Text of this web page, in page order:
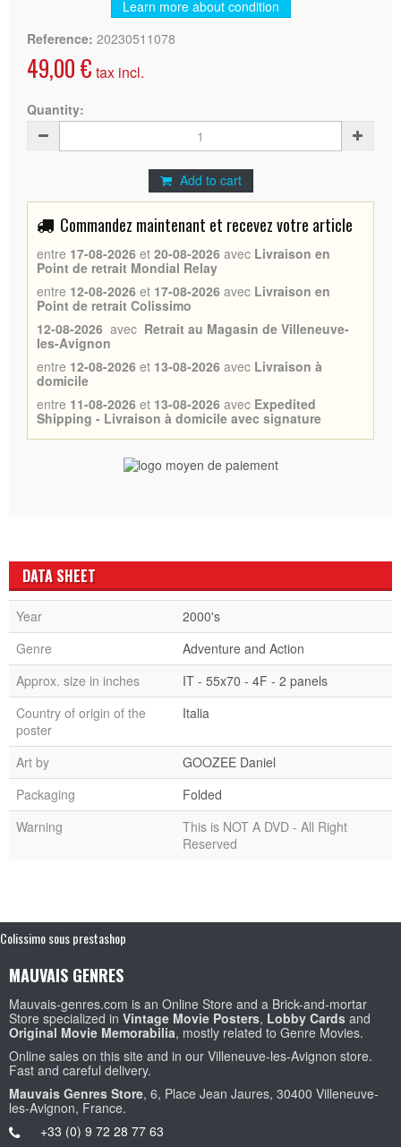
Learn more about condition
Reference: 20230511078
49,00 € tax incl.
Quantity:
Add to cart
Commandez maintenant et recevez votre article
entre 17-08-2026 et 20-08-2026 avec Livraison en
Point de retrait Mondial Relay
entre 12-08-2026 et 17-08-2026 avec Livraison en
Point de retrait Colissimo
12-08-2026 avec Retrait au Magasin de Villeneuve-
les-Avignon
entre 12-08-2026 et 13-08-2026 avec Livraison à
domicile
entre 11-08-2026 et 13-08-2026 avec Expedited
Shipping - Livraison à domicile avec signature
DATA SHEET
Year
2000's
Genre
Adventure and Action
Approx. size in inches
IT - 55x70 - 4F - 2 panels
Country of origin of the
poster
Italia
Art by
GOOZEE Daniel
Packaging
Folded
Warning
This is NOT A DVD - All Right
Reserved
Colissimo sous prestashop
MAUVAIS GENRES
Mauvais-genres.com is an Online Store and a Brick-and-mortar
Store specialized in Vintage Movie Posters, Lobby Cards and
Original Movie Memorabilia, mostly related to Genre Movies.
Online sales on this site and in our Villeneuve-les-Avignon store.
Fast and careful delivery.
Mauvais Genres Store, 6, Place Jean Jaures, 30400 Villeneuve-
les-Avignon, France.
+33 (0) 9 72 28 77 63